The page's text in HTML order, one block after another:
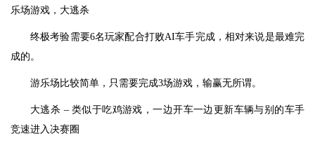
乐场游戏，大逃杀
终极考验需要6名玩家配合打败AI车手完成，相对来说是最难完
成的。
游乐场比较简单，只需要完成3场游戏，输赢无所谓。
大逃杀 – 类似于吃鸡游戏，一边开车一边更新车辆与别的车手
竞速进入决赛圈